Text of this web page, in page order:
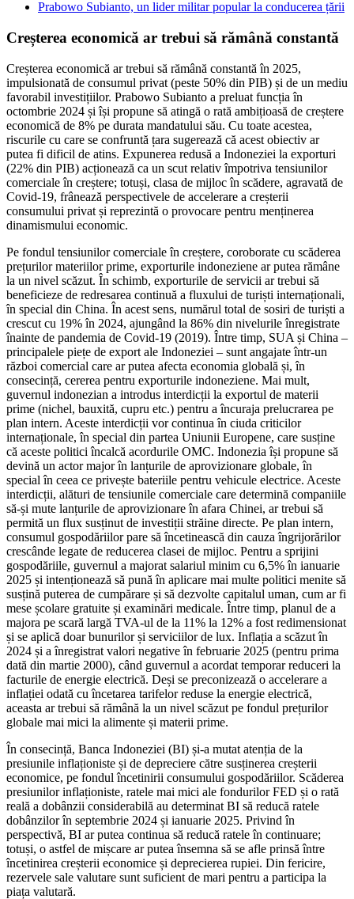
Prabowo Subianto, un lider militar popular la conducerea țării
Creșterea economică ar trebui să rămână constantă
Creșterea economică ar trebui să rămână constantă în 2025,
impulsionată de consumul privat (peste 50% din PIB) și de un mediu
favorabil investițiilor. Prabowo Subianto a preluat funcția în
octombrie 2024 și își propune să atingă o rată ambițioasă de creștere
economică de 8% pe durata mandatului său. Cu toate acestea,
riscurile cu care se confruntă țara sugerează că acest obiectiv ar
putea fi dificil de atins. Expunerea redusă a Indoneziei la exporturi
(22% din PIB) acționează ca un scut relativ împotriva tensiunilor
comerciale în creștere; totuși, clasa de mijloc în scădere, agravată de
Covid-19, frânează perspectivele de accelerare a creșterii
consumului privat și reprezintă o provocare pentru menținerea
dinamismului economic.
Pe fondul tensiunilor comerciale în creștere, coroborate cu scăderea
prețurilor materiilor prime, exporturile indoneziene ar putea rămâne
la un nivel scăzut. În schimb, exporturile de servicii ar trebui să
beneficieze de redresarea continuă a fluxului de turiști internaționali,
în special din China. În acest sens, numărul total de sosiri de turiști a
crescut cu 19% în 2024, ajungând la 86% din nivelurile înregistrate
înainte de pandemia de Covid-19 (2019). Între timp, SUA și China –
principalele piețe de export ale Indoneziei – sunt angajate într-un
război comercial care ar putea afecta economia globală și, în
consecință, cererea pentru exporturile indoneziene. Mai mult,
guvernul indonezian a introdus interdicții la exportul de materii
prime (nichel, bauxită, cupru etc.) pentru a încuraja prelucrarea pe
plan intern. Aceste interdicții vor continua în ciuda criticilor
internaționale, în special din partea Uniunii Europene, care susține
că aceste politici încalcă acordurile OMC. Indonezia își propune să
devină un actor major în lanțurile de aprovizionare globale, în
special în ceea ce privește bateriile pentru vehicule electrice. Aceste
interdicții, alături de tensiunile comerciale care determină companiile
să-și mute lanțurile de aprovizionare în afara Chinei, ar trebui să
permită un flux susținut de investiții străine directe. Pe plan intern,
consumul gospodăriilor pare să încetinească din cauza îngrijorărilor
crescânde legate de reducerea clasei de mijloc. Pentru a sprijini
gospodăriile, guvernul a majorat salariul minim cu 6,5% în ianuarie
2025 și intenționează să pună în aplicare mai multe politici menite să
susțină puterea de cumpărare și să dezvolte capitalul uman, cum ar fi
mese școlare gratuite și examinări medicale. Între timp, planul de a
majora pe scară largă TVA-ul de la 11% la 12% a fost redimensionat
și se aplică doar bunurilor și serviciilor de lux. Inflația a scăzut în
2024 și a înregistrat valori negative în februarie 2025 (pentru prima
dată din martie 2000), când guvernul a acordat temporar reduceri la
facturile de energie electrică. Deși se preconizează o accelerare a
inflației odată cu încetarea tarifelor reduse la energie electrică,
aceasta ar trebui să rămână la un nivel scăzut pe fondul prețurilor
globale mai mici la alimente și materii prime.
În consecință, Banca Indoneziei (BI) și-a mutat atenția de la
presiunile inflaționiste și de depreciere către susținerea creșterii
economice, pe fondul încetinirii consumului gospodăriilor. Scăderea
presiunilor inflaționiste, ratele mai mici ale fondurilor FED și o rată
reală a dobânzii considerabilă au determinat BI să reducă ratele
dobânzilor în septembrie 2024 și ianuarie 2025. Privind în
perspectivă, BI ar putea continua să reducă ratele în continuare;
totuși, o astfel de mișcare ar putea însemna să se afle prinsă între
încetinirea creșterii economice și deprecierea rupiei. Din fericire,
rezervele sale valutare sunt suficient de mari pentru a participa la
piața valutară.